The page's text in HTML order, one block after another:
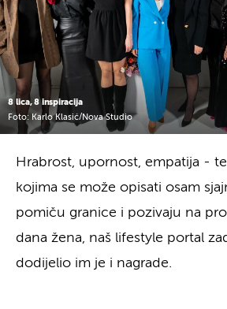
8 lica, 8 inspiracija
Foto: Karlo Klasić/Nova Studio
Hrabrost, upornost, empatija -
kojima se može opisati osam
pomiču granice i pozivaju na
dana žena, naš lifestyle portal
dodijelio im je i nagrade.